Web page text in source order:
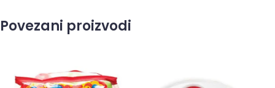
Povezani proizvodi